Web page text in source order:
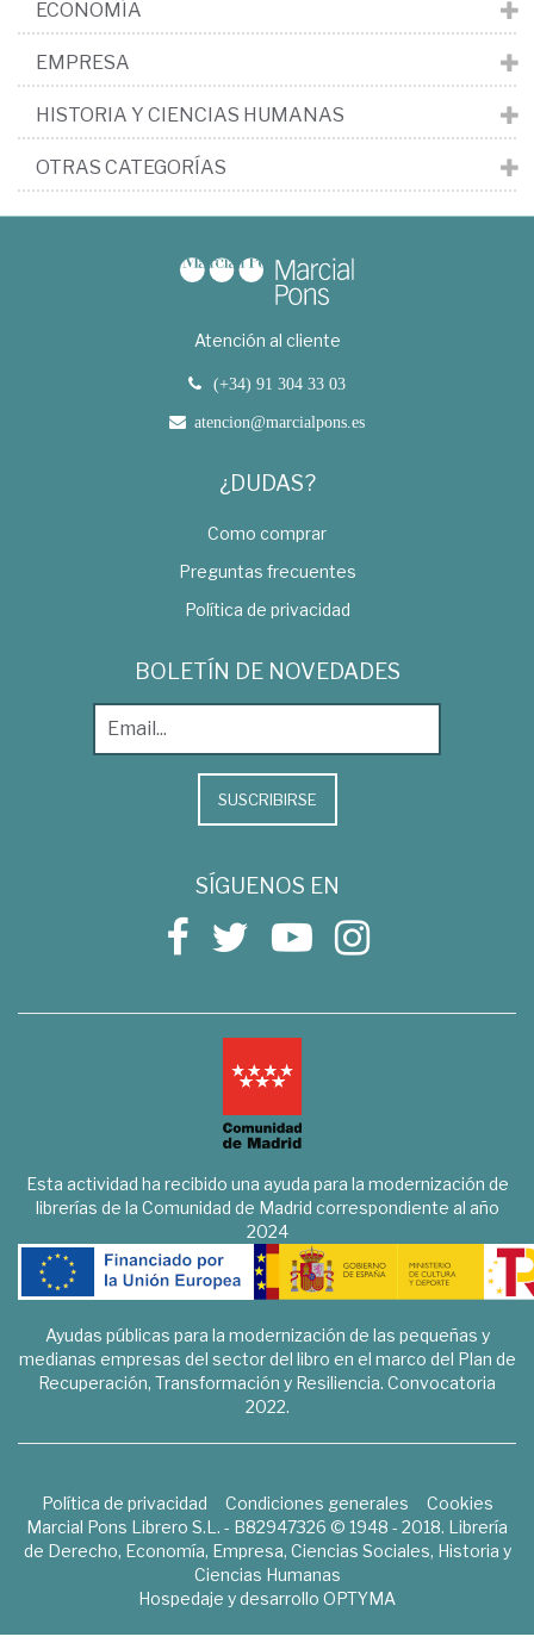
ECONOMÍA
EMPRESA
HISTORIA Y CIENCIAS HUMANAS
OTRAS CATEGORÍAS
Atención al cliente
(+34) 91 304 33 03
atencion@marcialpons.es
¿DUDAS?
Como comprar
Preguntas frecuentes
Política de privacidad
BOLETÍN DE NOVEDADES
SUSCRIBIRSE
SÍGUENOS EN
Esta actividad ha recibido una ayuda para la modernización de
librerías de la Comunidad de Madrid correspondiente al año
2024
Ayudas públicas para la modernización de las pequeñas y
medianas empresas del sector del libro en el marco del Plan de
Recuperación, Transformación y Resiliencia. Convocatoria
2022.
Política de privacidad Condiciones generales
Cookies
Marcial Pons Librero S.L. - B82947326 © 1948 - 2018. Librería
de Derecho, Economía, Empresa, Ciencias Sociales, Historia y
Ciencias Humanas
Hospedaje y desarrollo OPTYMA